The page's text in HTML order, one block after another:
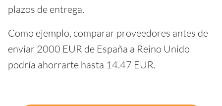
plazos de entrega.
Como ejemplo, comparar proveedores antes de
enviar 2000 EUR de España a Reino Unido
podría ahorrarte hasta 14.47 EUR.